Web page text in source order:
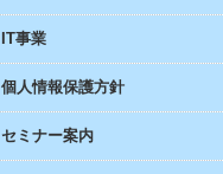
IT事業
個人情報保護方針
セミナー案内